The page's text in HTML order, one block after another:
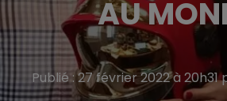
AU
Publié : 27 février 2022 à 20h31